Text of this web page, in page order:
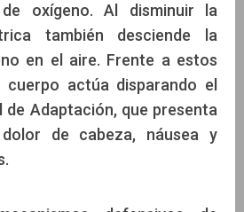
oxígeno. Al disminuir la
también desciende la
en el aire. Frente a estos
actúa disparando el
de Adaptación, que presenta
de cabeza, náusea y